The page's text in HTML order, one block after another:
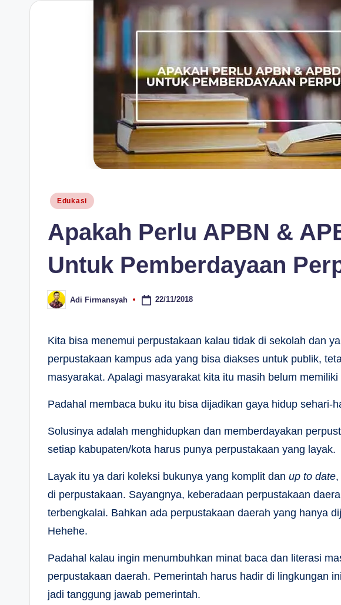
Posted
Edukasi
Apakah Perlu APBN &
Untuk Pemberdayaan
Posted
by
Adi Firmansyah 22/11/2018
Kita bisa menemui perpustakaan kalau tidak di sekolah dan
perpustakaan kampus ada yang bisa diakses untuk publik,
masyarakat. Apalagi masyarakat kita itu masih belum
Padahal membaca buku itu bisa dijadikan gaya hidup sehari-
Solusinya adalah menghidupkan dan memberdayakan
setiap kabupaten/kota harus punya perpustakaan yang layak.
Layak itu ya dari koleksi bukunya yang komplit dan up to date
di perpustakaan. Sayangnya, keberadaan perpustakaan
terbengkalai. Bahkan ada perpustakaan daerah yang hanya
Hehehe.
Padahal kalau ingin menumbuhkan minat baca dan literasi
perpustakaan daerah. Pemerintah harus hadir di lingkungan
jadi tanggung jawab pemerintah.